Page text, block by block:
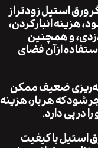
زودتر از
انبار کردن،
و همچنین
از آن فضای
ضعیف ممکن
هر بار، هزینه
دارد.
باکیفیت